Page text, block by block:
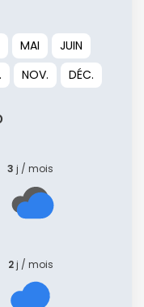
MAI
JUIN
NOV. DÉC.
3 j / mois
2j / mois